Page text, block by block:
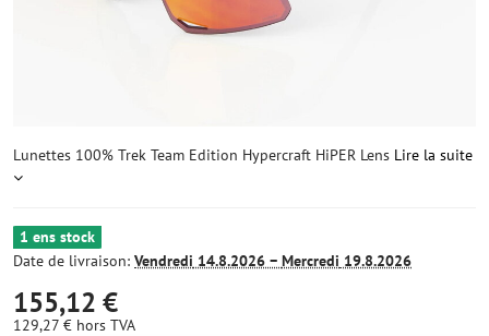
Lunettes 100% Trek Team Edition Hypercraft HiPER Lens Lire la suite
1 ens stock
Date de livraison: Vendredi 14.8.2026 − Mercredi 19.8.2026
155,12 €
129,27 € hors TVA